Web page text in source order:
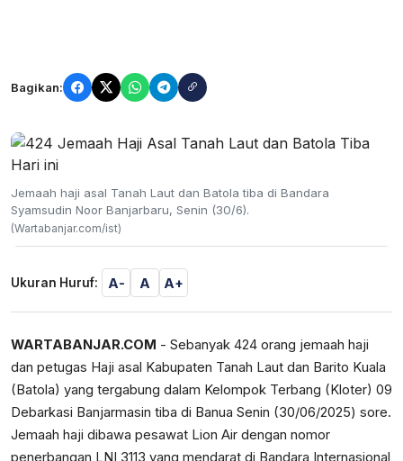
Bagikan:
Jemaah haji asal Tanah Laut dan Batola tiba di Bandara
Syamsudin Noor Banjarbaru, Senin (30/6).
(Wartabanjar.com/ist)
Ukuran Huruf: A- A A+
WARTABANJAR.COM - Sebanyak 424 orang jemaah haji
dan petugas Haji asal Kabupaten Tanah Laut dan Barito Kuala
(Batola) yang tergabung dalam Kelompok Terbang (Kloter) 09
Debarkasi Banjarmasin tiba di Banua Senin (30/06/2025) sore.
Jemaah haji dibawa pesawat Lion Air dengan nomor
penerbangan LNI 3113 yang mendarat di Bandara Internasional